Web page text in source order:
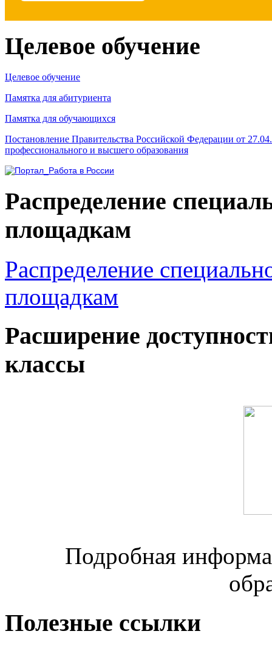
Целевое обучение
Целевое обучение
Памятка для абитуриента
Памятка для обучающихся
Постановление Правительства Российской Федерации от
профессионального и высшего образования
Распределение
площадкам
Распределение
площадкам
Расширение
классы
Подробная
Полезные ссылки